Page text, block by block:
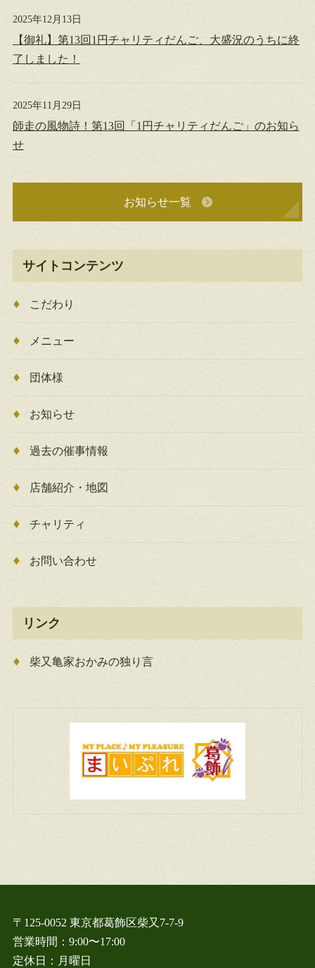
2025年12月13日
【御礼】第13回1円チャリティだんご、大盛況のうちに終
了しました！
2025年11月29日
師走の風物詩！第13回「1円チャリティだんご」のお知ら
せ
お知らせ一覧
サイトコンテンツ
こだわり
メニュー
団体様
お知らせ
過去の催事情報
店舗紹介・地図
チャリティ
お問い合わせ
リンク
柴又亀家おかみの独り言
〒125-0052 東京都葛飾区柴又7-7-9
営業時間：9:00〜17:00
定休日：月曜日